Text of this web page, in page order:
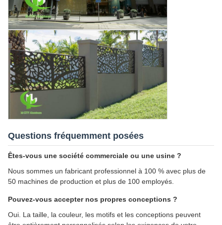
Questions fréquemment posées
Êtes-vous une société commerciale ou une usine ?
Nous sommes un fabricant professionnel à 100 % avec plus de
50 machines de production et plus de 100 employés.
Pouvez-vous accepter nos propres conceptions ?
Oui. La taille, la couleur, les motifs et les conceptions peuvent